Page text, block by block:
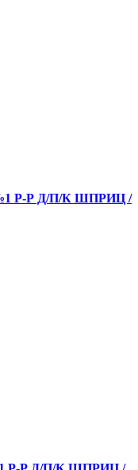
Р-Р Д/П/К ШПРИЦ /